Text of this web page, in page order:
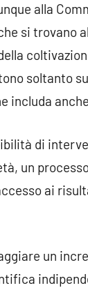
alla
si trovano
soltanto
includa
di
un
ai
un